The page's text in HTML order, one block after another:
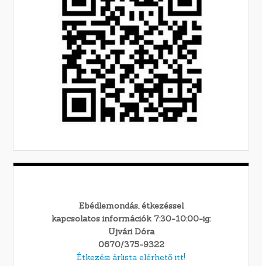
Ebédlemondás, étkezéssel
kapcsolatos információk 7:30-10:00-ig:
Ujvári Dóra
0670/375-9322
Étkezési árlista elérhető itt!